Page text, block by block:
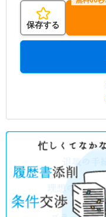
保存する